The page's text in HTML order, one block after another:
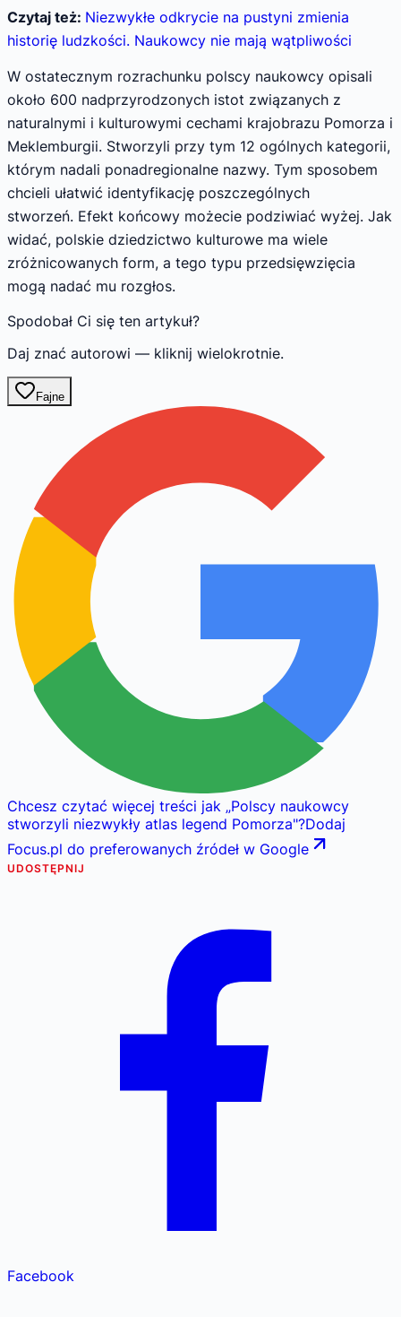
Czytaj też: Niezwykłe odkrycie na pustyni zmienia
historię ludzkości. Naukowcy nie mają wątpliwości
W ostatecznym rozrachunku polscy naukowcy opisali
około 600 nadprzyrodzonych istot związanych z
naturalnymi i kulturowymi cechami krajobrazu Pomorza i
Meklemburgii. Stworzyli przy tym 12 ogólnych kategorii,
którym nadali ponadregionalne nazwy. Tym sposobem
chcieli ułatwić identyfikację poszczególnych
stworzeń. Efekt końcowy możecie podziwiać wyżej. Jak
widać, polskie dziedzictwo kulturowe ma wiele
zróżnicowanych form, a tego typu przedsięwzięcia
mogą nadać mu rozgłos.
Spodobał Ci się ten artykuł?
Daj znać autorowi — kliknij wielokrotnie.
Fajne
Chcesz czytać więcej treści jak „Polscy naukowcy
stworzyli niezwykły atlas legend Pomorza"?Dodaj
Focus.pl do preferowanych źródeł w Google
UDOSTĘPNIJ
Facebook